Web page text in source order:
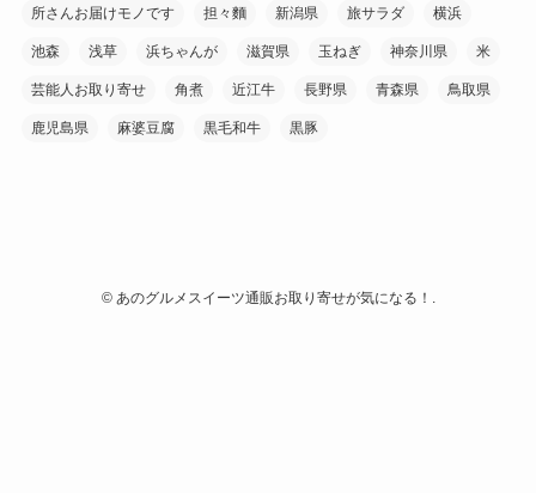
所さんお届けモノです 担々麵 新潟県 旅サラダ 横浜
池森 浅草 浜ちゃんが 滋賀県 玉ねぎ 神奈川県 米
芸能人お取り寄せ 角煮 近江牛 長野県 青森県 鳥取県
鹿児島県 麻婆豆腐 黒毛和牛 黒豚
©あのグルメスイーツ通販お取り寄せが気になる！.